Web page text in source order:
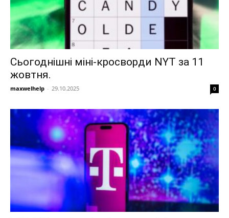
Сьогоднішні міні-кросворди NYT за 11
жовтня.
maxwelhelp - 29.10.2025 0